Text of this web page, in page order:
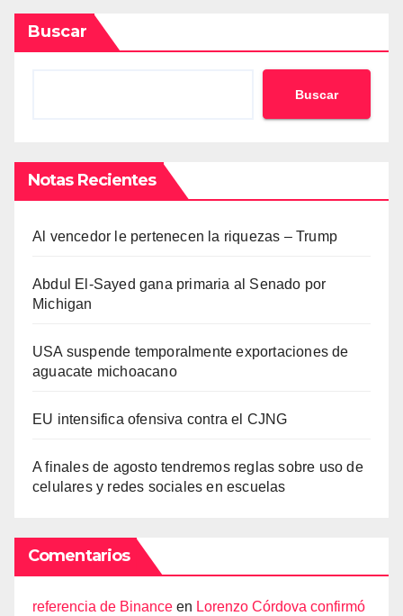
Buscar
Buscar
Notas Recientes
Al vencedor le pertenecen la riquezas – Trump
Abdul El-Sayed gana primaria al Senado por
Michigan
USA suspende temporalmente exportaciones de
aguacate michoacano
EU intensifica ofensiva contra el CJNG
A finales de agosto tendremos reglas sobre uso de
celulares y redes sociales en escuelas
Comentarios
referencia de Binance en Lorenzo Córdova confirmó